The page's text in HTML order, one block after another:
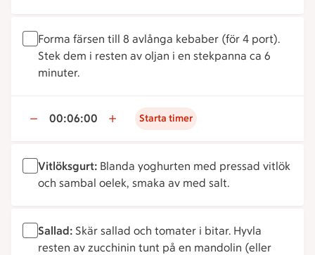
Forma färsen till 8 avlånga kebaber (för 4 port).
Stek dem i resten av oljan i en stekpanna ca 6
minuter.
00:06:00 Starta timer
Vitlöksgurt: Blanda yoghurten med pressad vitlök
och sambal oelek, smaka av med salt.
Sallad: Skär sallad och tomater i bitar. Hyvla
resten av zucchinin tunt på en mandolin (eller